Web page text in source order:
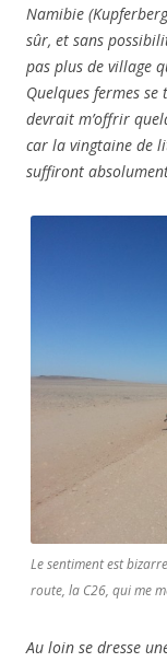
Namibie
sûr, et sans
pas plus de village
Quelques fermes
devrait m’offrir
car la vingtaine de
suffiront
Le sentiment est
route, la C26, qui me
Au loin se dresse